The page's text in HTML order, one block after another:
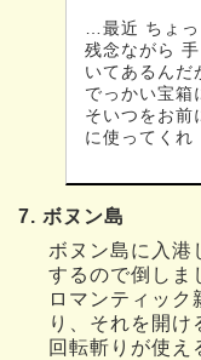
…最近 ちょっ
残念ながら
いてあるんだ
でっかい宝箱
そいつをお前
に使ってくれ
7. ボヌン島
ボヌン島に入港
するので倒しま
ロマンティック
り、それを開け
回転斬りが使え